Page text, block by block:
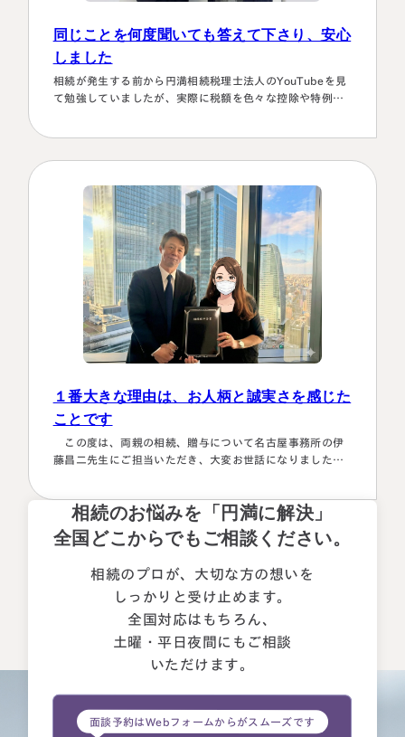
同じことを何度聞いても答えて下さり、安心
しました
相続が発生する前から円満相続税理士法人のYouTubeを見
て勉強していましたが、実際に税額を色々な控除や特例を
ず、届いた書類を全部加藤先生へメールで送ってまとめあ
げて頂きました。心配で同じこと…
１番大きな理由は、お人柄と誠実さを感じた
ことです
この度は、両親の相続、贈与について名古屋事務所の伊
藤昌二先生にご担当いただき、大変お世話になりました。
ュートラルでした。 ②丁寧なご対応とわかりやすい説明で
した。 素人がわかりやすいように、わかるまで何度も教
えて下さいました。 ③お人柄と同様に、専門家として全面
相続のお悩みを「円満に解決」
全国どこからでもご相談ください。
相続のプロが、大切な方の想いを
しっかりと受け止めます。
全国対応はもちろん、
土曜・平日夜間にもご相談
いただけます。
面談予約はWebフォームからがスムーズです